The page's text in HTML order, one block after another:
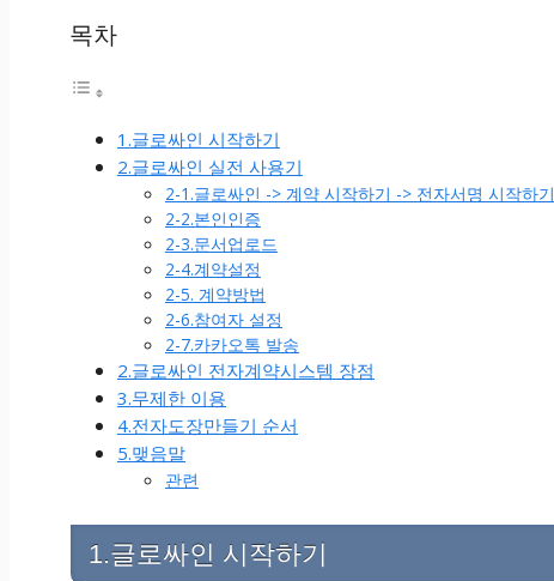
목차
1.글로싸인 시작하기
2.글로싸인 실전 사용기
2-1.글로싸인 -> 계약 시작하기 -> 전자서명 시작하기
2-2.본인인증
2-3.문서업로드
2-4.계약설정
2-5. 계약방법
2-6.참여자 설정
2-7.카카오톡 발송
2.글로싸인 전자계약시스템 장점
3.무제한 이용
4.전자도장만들기 순서
5.맺음말
관련
1.글로싸인 시작하기